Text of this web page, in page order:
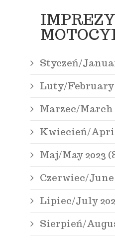
IMPREZY
Styczeń/
Luty/February
Marzec/March
Kwiecień/April
Maj/May 2023
Czerwiec/June
Lipiec/July
Sierpień/